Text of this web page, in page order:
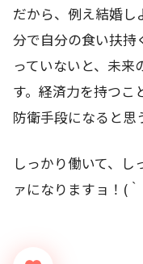
だから、例え結婚し
分で自分の食い扶持
っていないと、未来
す。経済力を持つこ
防衛手段になると思
しっかり働いて、
ァになりますョ！(｀